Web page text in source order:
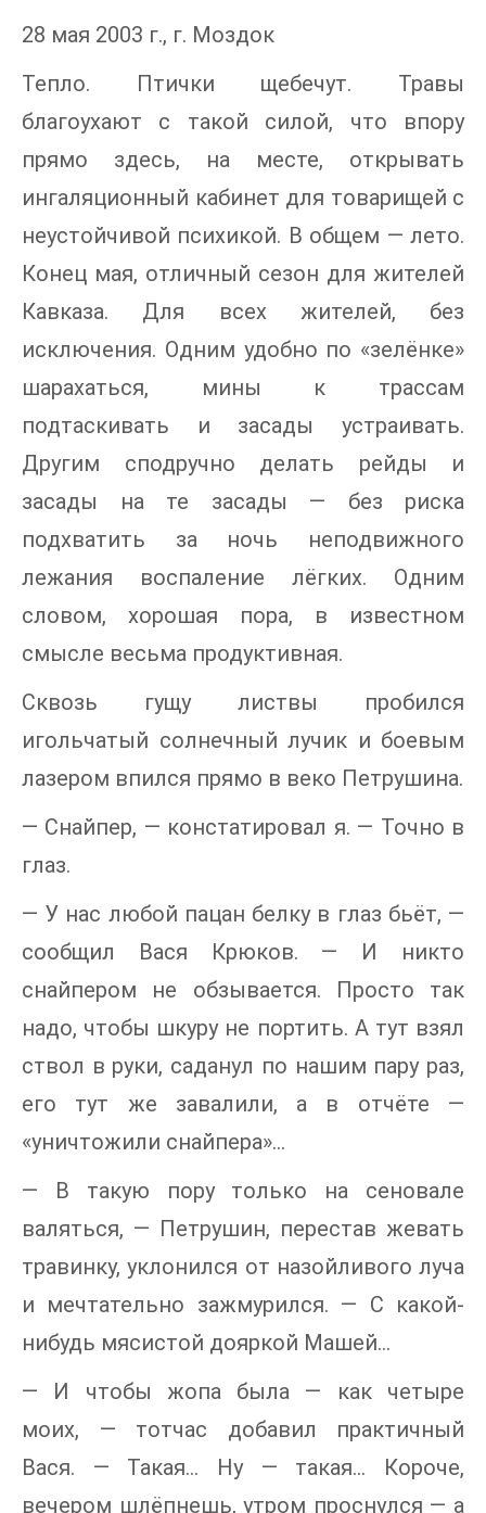
28 мая 2003 г., г. Моздок
Тепло. Птички щебечут. Травы
благоухают с такой силой, что впору
прямо здесь, на месте, открывать
ингаляционный кабинет для товарищей с
неустойчивой психикой. В общем — лето.
Конец мая, отличный сезон для жителей
Кавказа. Для всех жителей, без
исключения. Одним удобно по «зелёнке»
шарахаться, мины к трассам
подтаскивать и засады устраивать.
Другим сподручно делать рейды и
засады на те засады — без риска
подхватить за ночь неподвижного
лежания воспаление лёгких. Одним
словом, хорошая пора, в известном
смысле весьма продуктивная.
Сквозь гущу листвы пробился
игольчатый солнечный лучик и боевым
лазером впился прямо в веко Петрушина.
— Снайпер, — констатировал я. — Точно в
глаз.
— У нас любой пацан белку в глаз бьёт, —
сообщил Вася Крюков. — И никто
снайпером не обзывается. Просто так
надо, чтобы шкуру не портить. А тут взял
ствол в руки, саданул по нашим пару раз,
его тут же завалили, а в отчёте —
«уничтожили снайпера»...
— В такую пору только на сеновале
валяться, — Петрушин, перестав жевать
травинку, уклонился от назойливого луча
и мечтательно зажмурился. — С какой-
нибудь мясистой дояркой Машей...
— И чтобы жопа была — как четыре
моих, — тотчас добавил практичный
Вася. — Такая... Ну — такая... Короче,
вечером шлёпнешь, утром проснулся — а